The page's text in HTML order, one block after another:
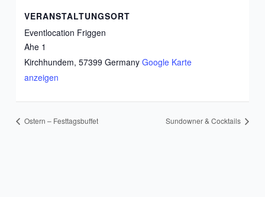
VERANSTALTUNGSORT
Eventlocation Friggen
Ahe 1
Kirchhundem, 57399 Germany Google Karte
anzeigen
Ostern – Festtagsbuffet Sundowner & Cocktails